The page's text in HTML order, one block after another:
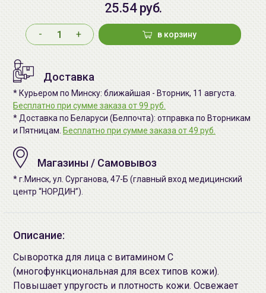
25.54 руб.
- + в корзину
Доставка
* Курьером по Минску: ближайшая - Вторник, 11 августа.
Бесплатно при сумме заказа от 99 руб.
* Доставка по Беларуси (Белпочта): отправка по Вторникам
и Пятницам. Бесплатно при сумме заказа от 49 руб.
Магазины / Самовывоз
* г.Минск, ул. Сурганова, 47-Б (главный вход медицинский
центр “НОРДИН”).
Описание:
Сыворотка для лица с витамином С
(многофункциональная для всех типов кожи).
Повышает упругость и плотность кожи. Освежает